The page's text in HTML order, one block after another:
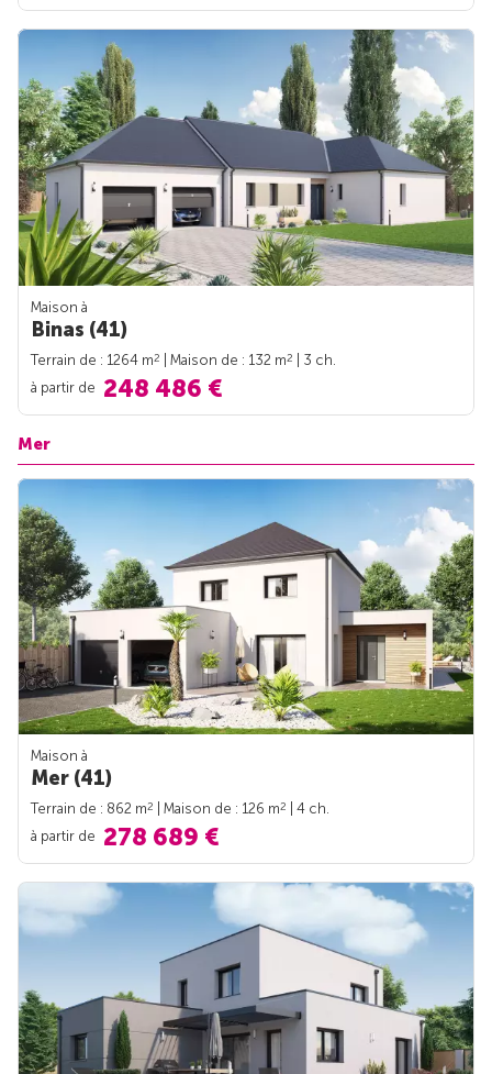
Maison à
Binas (41)
Terrain de : 1264 m2 | Maison de : 132 m2
| 3 ch.
à partir de 248 486 €
Mer
Maison à
Mer (41)
Terrain de : 862 m2 | Maison de : 126 m2
| 4 ch.
à partir de 278 689 €